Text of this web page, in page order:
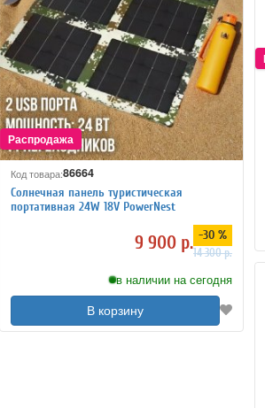
Код товара:86664
Солнечная панель туристическая
портативная 24W 18V PowerNest
9 900 р. -30 %
14 300 р.
в наличии на сегодня
В корзину